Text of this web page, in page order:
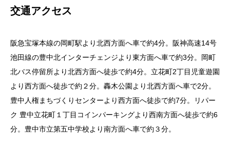
交通アクセス
阪急宝塚本線の岡町駅より北西方面へ車で約4分。阪神高速14号
池田線の豊中北インターチェンジより東方面へ車で約3分。岡町
北バス停留所より北西方面へ徒歩で約4分。立花町2丁目児童遊園
より西方面へ徒歩で約２分。轟木公園より北西方面へ車で2分。
豊中人権まちづくりセンターより西方面へ徒歩で約7分。リパー
ク 豊中立花町１丁目コインパーキングより西南方面へ徒歩で約6
分。豊中市立第五中学校より南方面へ車で約３分。